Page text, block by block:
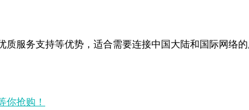
服务支持等优势，适合需要连接中国大陆和国际网络
你抢购！